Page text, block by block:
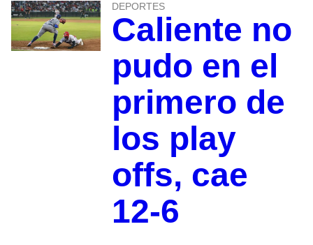
DEPORTES
Caliente no
pudo en el
primero de
los play
offs, cae
12-6